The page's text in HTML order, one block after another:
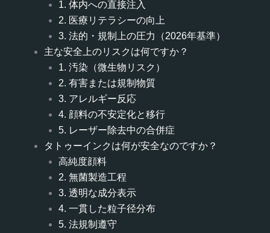
1. 体内への直接注入
2. 医療リテラシーの向上
3. 法的・規制上の圧力（2026年基準）
主な安全上のリスクは何ですか？
1. 汚染（微生物リスク）
2. 有害または規制物質
3. アレルギー反応
4. 顔料の不安定化と移行
5. レーザー除去中の合併症
タトゥーインクは何が安全なのですか？
高純度顔料
2. 無菌製造工程
3. 透明な成分表示
4. 一貫した粒子径分布
5. 法規制遵守